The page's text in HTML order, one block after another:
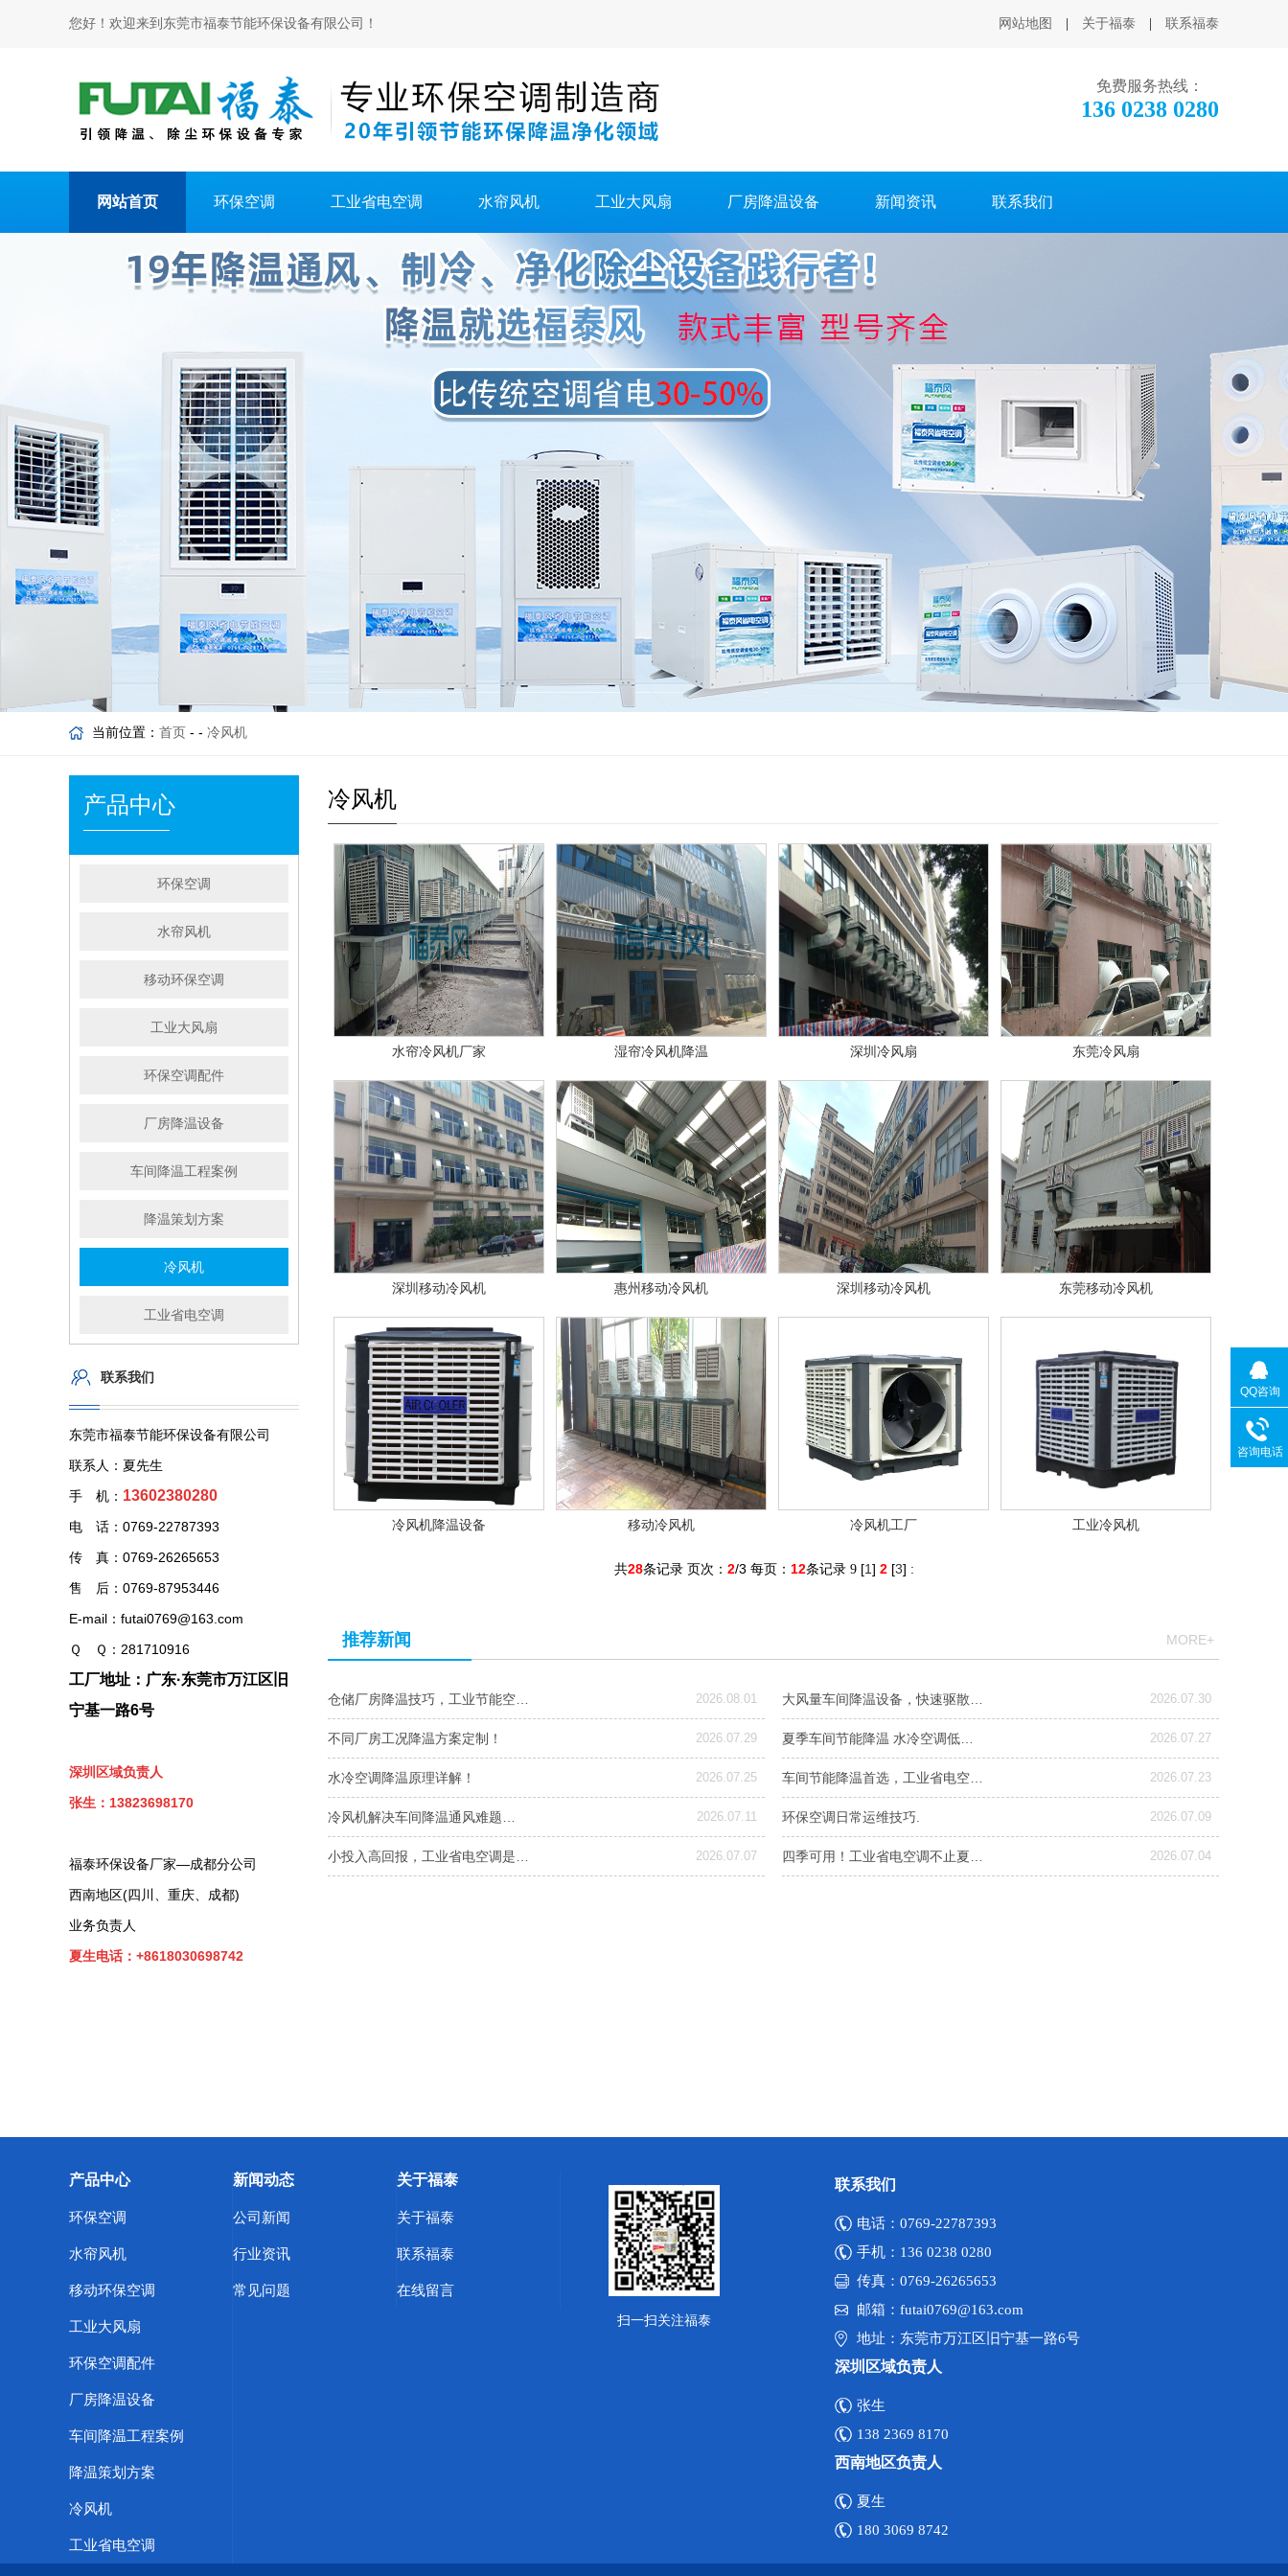
您好！欢迎来到东莞市福泰节能环保设备有限公司！ 网站地图 关于福泰 联系福泰
免费服务热线：
136 0238 0280
网站首页 环保空调 工业省电空调 水帘风机 工业大风扇 厂房降温设备 新闻资讯 联系我们
当前位置： 首页 - - 冷风机
产品中心
环保空调
水帘风机
移动环保空调
工业大风扇
环保空调配件
厂房降温设备
车间降温工程案例
降温策划方案
冷风机
工业省电空调
联系我们
东莞市福泰节能环保设备有限公司
联系人：夏先生
手 机： 13602380280
电 话：0769-22787393
传 真：0769-26265653
售 后：0769-87953446
E-mail：futai0769@163.com
Ｑ Ｑ：281710916
工厂地址：广东·东莞市万江区旧
宁基一路6号
深圳区域负责人
张生：13823698170
福泰环保设备厂家—成都分公司
西南地区(四川、重庆、成都)
业务负责人
夏生电话：+8618030698742
冷风机
水帘冷风机厂家 湿帘冷风机降温 深圳冷风扇 东莞冷风扇
深圳移动冷风机 惠州移动冷风机 深圳移动冷风机 东莞移动冷风机
冷风机降温设备 移动冷风机 冷风机工厂 工业冷风机
共28条记录 页次： 2/3 每页： 12条记录 9 [1] 2 [3] :
推荐新闻 MORE+
仓储厂房降温技巧，工业节能空… 2026.08.01 大风量车间降温设备，快速驱散… 2026.07.30
不同厂房工况降温方案定制！ 2026.07.29 夏季车间节能降温 水冷空调低… 2026.07.27
水冷空调降温原理详解！ 2026.07.25 车间节能降温首选，工业省电空… 2026.07.23
冷风机解决车间降温通风难题… 2026.07.11 环保空调日常运维技巧. 2026.07.09
小投入高回报，工业省电空调是… 2026.07.07 四季可用！工业省电空调不止夏… 2026.07.04
产品中心
环保空调
水帘风机
移动环保空调
工业大风扇
环保空调配件
厂房降温设备
车间降温工程案例
降温策划方案
冷风机
工业省电空调
新闻动态
公司新闻
行业资讯
常见问题
关于福泰
关于福泰
联系福泰
在线留言
扫一扫关注福泰
联系我们
电话：0769-22787393
手机：136 0238 0280
传真：0769-26265653
邮箱：futai0769@163.com
地址：东莞市万江区旧宁基一路6号
深圳区域负责人
张生
138 2369 8170
西南地区负责人
夏生
180 3069 8742
QQ咨询
咨询电话